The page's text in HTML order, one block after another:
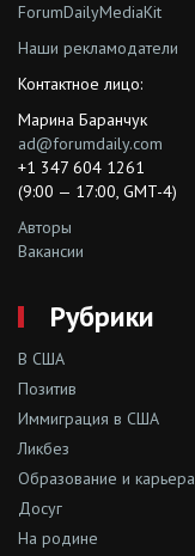
ForumDailyMediaKit
Наши рекламодатели
Контактное лицо:
Марина Баранчук
ad@forumdaily.com
+1 347 604 1261
(9:00 — 17:00, GMT-4)
Авторы
Вакансии
Рубрики
В США
Позитив
Иммиграция в США
Ликбез
Образование и карьера
Досуг
На родине